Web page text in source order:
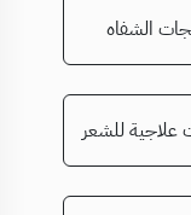
الشفاه
علاجية للشعر